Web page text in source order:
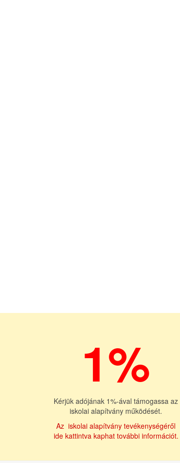
1%
Kérjük adójának 1%-ával támogassa az
iskolai alapítvány működését.
Az iskolai alapítvány tevékenységéről
ide kattintva kaphat további információt.